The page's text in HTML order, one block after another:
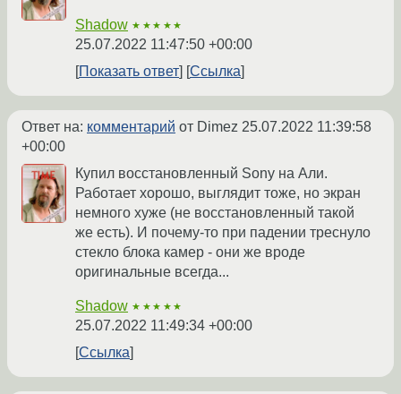
Shadow ★★★★★
25.07.2022 11:47:50 +00:00
Показать ответ
Ссылка
Ответ на: комментарий от Dimez 25.07.2022 11:39:58
+00:00
Купил восстановленный Sony на Али.
Работает хорошо, выглядит тоже, но экран
немного хуже (не восстановленный такой
же есть). И почему-то при падении треснуло
стекло блока камер - они же вроде
оригинальные всегда...
Shadow ★★★★★
25.07.2022 11:49:34 +00:00
Ссылка